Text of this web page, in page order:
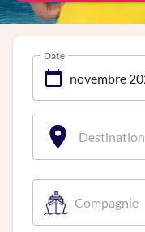
Date
Destination
Compagnie